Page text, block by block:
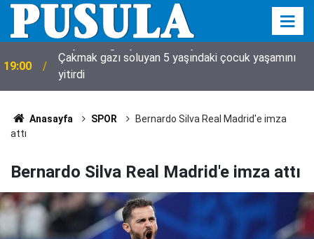
19:00
Çakmak gazı soluyan 5 yaşındaki çocuk yaşamını
yitirdi
Anasayfa SPOR
Bernardo Silva Real Madrid'e imza
attı
Bernardo Silva Real Madrid'e imza attı